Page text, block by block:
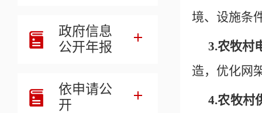
政府信息
公开年报
依申请公
开
境、设施条
3.农牧村
造，优化网
4.农牧村